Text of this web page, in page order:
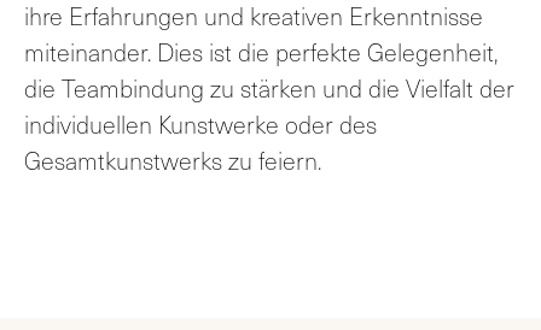
ihre Erfahrungen und kreativen Erkenntnisse
miteinander. Dies ist die perfekte Gelegenheit,
die Teambindung zu stärken und die Vielfalt der
individuellen Kunstwerke oder des
Gesamtkunstwerks zu feiern.